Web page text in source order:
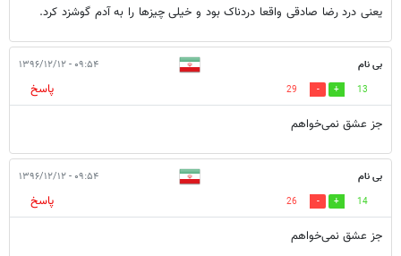
یعنی درد رضا صادقی واقعا دردناک بود و خیلی چیزها را به آدم گوشزد کرد.
بی نام ۰۹:۵۴ - ۱۳۹۶/۱۲/۱۲
13
29
پاسخ
جز عشق نمی‌خواهم
بی نام ۰۹:۵۴ - ۱۳۹۶/۱۲/۱۲
14
26
پاسخ
جز عشق نمی‌خواهم